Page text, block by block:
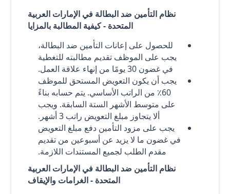
نظام التأمين ضد البطالة في الإمارات العربية
المتحدة - كيفية المطالبة بالمزايا
للحصول على إعانات التأمين ضد البطالة،
يجب على الموظف تقديم مطالبته للتغطية
في غضون 30 يومًا من إنهاء علاقة العمل.
يجب أن يكون التعويض المستحق للموظف
60٪ من الراتب الأساسي. يتم حسابه بناءً
على متوسط الأشهر الستة السابقة. ويجب
ألا يتجاوز مبلغ التعويض راتب 3 أشهر.
يجب على مزود التأمين دفع مبلغ التعويض
في غضون ما لا يزيد عن أسبوعين من تقديم
مقدم الطلب لجميع المستندات اللازمة.
نظام التأمين ضد البطالة في الإمارات العربية
المتحدة - الغرامات والإيقاف